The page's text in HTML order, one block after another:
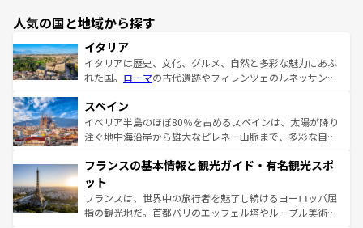
人気の国と地域から探す
イタリア
イタリアは歴史、文化、グルメ、自然と多彩な魅力にあふ
れた国。 ローマの古代遺跡やフィレンツェのルネッサンス
ろん、トスカーナの美しい田園風景やアマルフィ海岸の絶
景など、自然景観も見逃せない。観光の合間には、本場の
ピザやパスタなど、絶品のイタリア料理を堪能することも
ませてくれるイタリアで、忘れられない旅をしてみよう！
なお、新着のイタリア情報は
しい。
スペイン
イベリア半島のほぼ80％を占めるスペインは、太陽が降り
注ぐ地中海沿岸から雄大なピレネー山脈まで、多彩な自然
文化が根付くこの国では、情熱的なフラメンコ、熱気あふ
れる闘牛、そして美味しいタパスが生活の一部となってい
る。首都マドリードの洗練された雰囲気や、バルセロナの
アートに溢れた街角から、地方では古代ローマ遺跡や中世
フランスの基本情報と観光ガイド・有名観光スポ
ット
フランスは、世界中の旅行者を魅了し続けるヨーロッパ屈
指の観光地だ。首都パリのエッフェル塔やルーブル美術館